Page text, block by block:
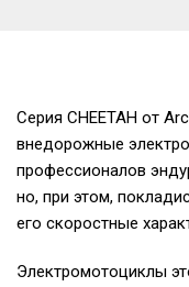
Серия CHEETAH от
внедорожные
профессионалов
но, при этом,
его скоростные
Электромотоциклы